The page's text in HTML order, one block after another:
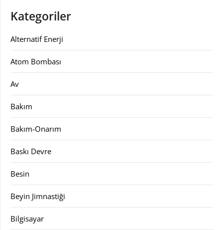
Kategoriler
Alternatif Enerji
Atom Bombası
Av
Bakım
Bakım-Onarım
Baskı Devre
Besin
Beyin Jimnastiği
Bilgisayar